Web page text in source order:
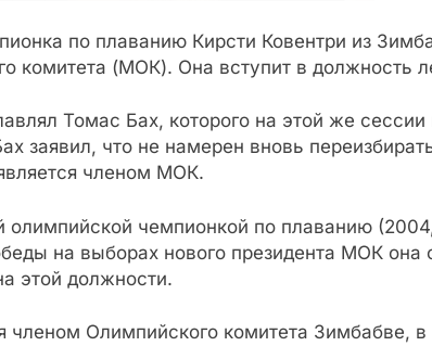
по плаванию Кирсти Ковентри из
комитета (МОК). Она вступит в должность
Томас Бах, которого на этой же
заявил, что не намерен вновь
членом МОК.
олимпийской чемпионкой по плаванию
на выборах нового президента МОК
этой должности.
членом Олимпийского комитета Зимбабве,